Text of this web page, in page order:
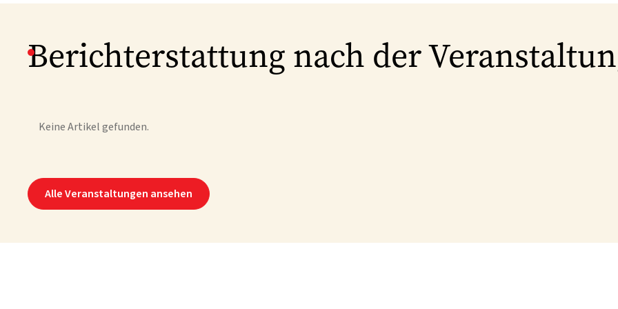
Berichterstattung nach der
Keine Artikel gefunden.
Alle Veranstaltungen ansehen